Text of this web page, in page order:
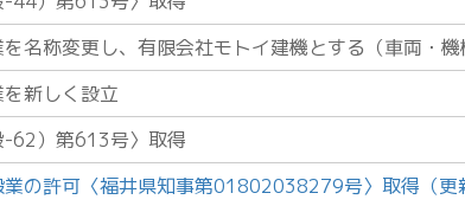
名称変更し、有限会社モトイ建機とする（車両・機
新しく設立
-62）第613号〉取得
業の許可〈福井県知事第01802038279号〉取得 （